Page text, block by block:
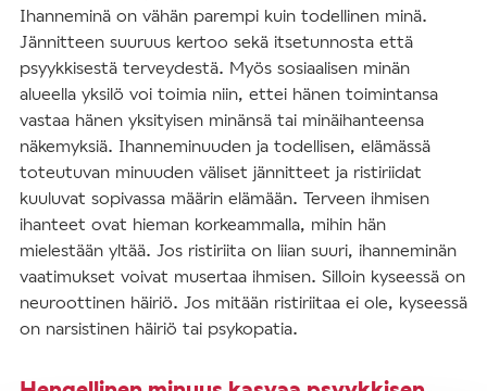
Ihanneminä on vähän parempi kuin todellinen minä.
Jännitteen suuruus kertoo sekä itsetunnosta että
psyykkisestä terveydestä. Myös sosiaalisen minän
alueella yksilö voi toimia niin, ettei hänen toimintansa
vastaa hänen yksityisen minänsä tai minäihanteensa
näkemyksiä. Ihanneminuuden ja todellisen, elämässä
toteutuvan minuuden väliset jännitteet ja ristiriidat
kuuluvat sopivassa määrin elämään. Terveen ihmisen
ihanteet ovat hieman korkeammalla, mihin hän
mielestään yltää. Jos ristiriita on liian suuri, ihanneminän
vaatimukset voivat musertaa ihmisen. Silloin kyseessä on
neuroottinen häiriö. Jos mitään ristiriitaa ei ole, kyseessä
on narsistinen häiriö tai psykopatia.